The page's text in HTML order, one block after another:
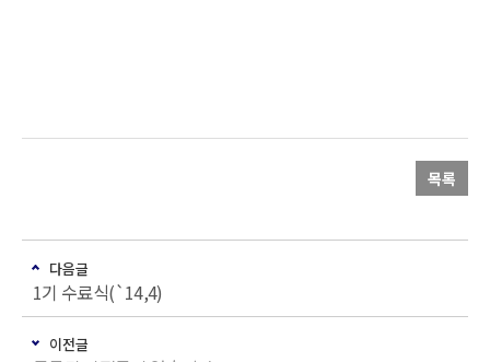
목록
다음글
1기 수료식(`14,4)
이전글